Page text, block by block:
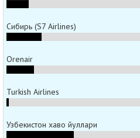
Сибирь (S7 Airlines)
Orenair
Turkish Airlines
Узбекистон хаво йуллари